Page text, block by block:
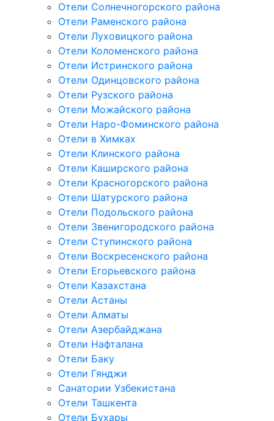
Отели Солнечногорского района
Отели Раменского района
Отели Луховицкого района
Отели Коломенского района
Отели Истринского района
Отели Одинцовского района
Отели Рузского района
Отели Можайского района
Отели Наро-Фоминского района
Отели в Химках
Отели Клинского района
Отели Каширского района
Отели Красногорского района
Отели Шатурского района
Отели Подольского района
Отели Звенигородского района
Отели Ступинского района
Отели Воскресенского района
Отели Егорьевского района
Отели Казахстана
Отели Астаны
Отели Алматы
Отели Азербайджана
Отели Нафталана
Отели Баку
Отели Гянджи
Санатории Узбекистана
Отели Ташкента
Отели Бухары